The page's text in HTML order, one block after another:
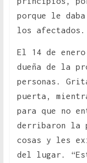
porque le
los afectados.
El 14 de
dueña de la
personas.
puerta,
para que no
derribaron la
cosas y les
del lugar.